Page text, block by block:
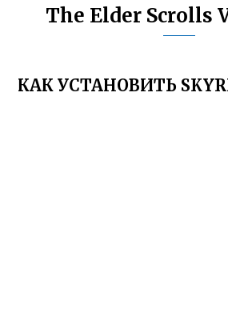
The Elder Scrolls
КАК УСТАНОВИТЬ